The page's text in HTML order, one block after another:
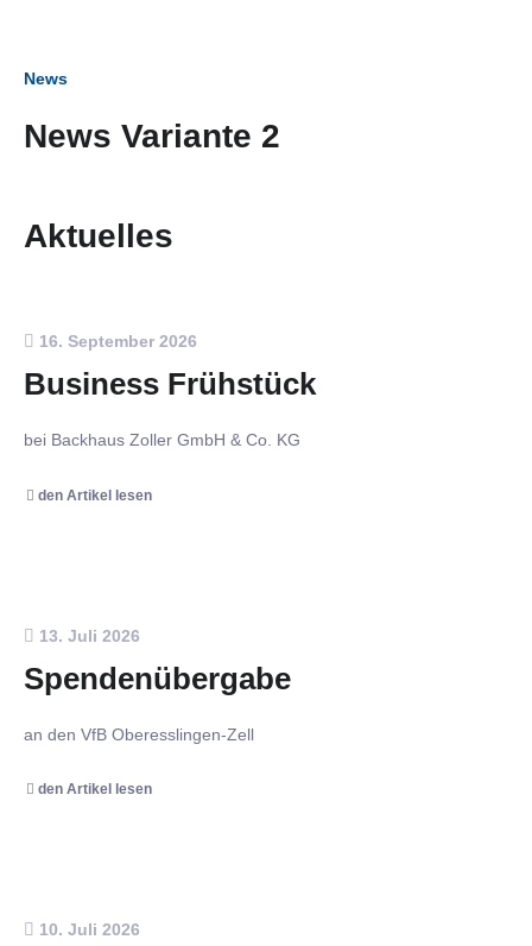
News
News Variante 2
Aktuelles
16. September 2026
Business Frühstück
bei Backhaus Zoller GmbH & Co. KG
den Artikel lesen
13. Juli 2026
Spendenübergabe
an den VfB Oberesslingen-Zell
den Artikel lesen
10. Juli 2026